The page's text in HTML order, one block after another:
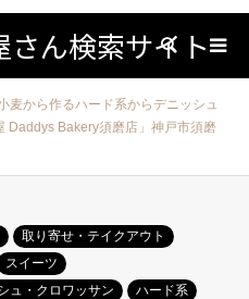
ん検索サイト検索
麦から作るハード系からデニッシュ
Daddys Bakery須磨店」神戸市須磨
取り寄せ・テイクアウト
スイーツ
ュ・クロワッサン
ハード系